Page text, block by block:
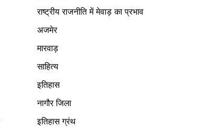
राष्ट्रीय राजनीति में मेवाड़ का प्रभाव
अजमेर
मारवाड़
साहित्य
इतिहास
नागौर जिला
इतिहास ग्रंथ